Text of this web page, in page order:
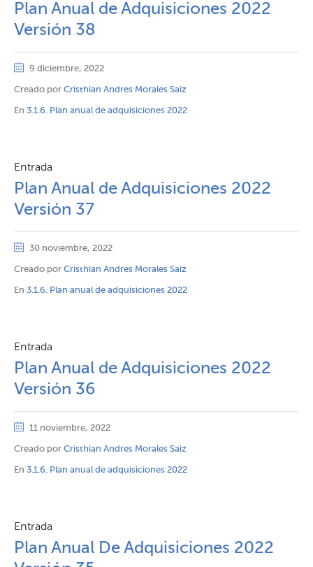
Plan Anual de Adquisiciones 2022
Versión 38
9 diciembre, 2022
Creado por Cristhian Andres Morales Saiz
En 3.1.6. Plan anual de adquisiciones 2022
Entrada
Plan Anual de Adquisiciones 2022
Versión 37
30 noviembre, 2022
Creado por Cristhian Andres Morales Saiz
En 3.1.6. Plan anual de adquisiciones 2022
Entrada
Plan Anual de Adquisiciones 2022
Versión 36
11 noviembre, 2022
Creado por Cristhian Andres Morales Saiz
En 3.1.6. Plan anual de adquisiciones 2022
Entrada
Plan Anual De Adquisiciones 2022